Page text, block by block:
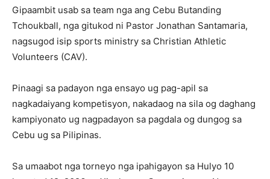
Gipaambit usab sa team nga ang Cebu Butanding
Tchoukball, nga gitukod ni Pastor Jonathan Santamaria,
nagsugod isip sports ministry sa Christian Athletic
Volunteers (CAV).
Pinaagi sa padayon nga ensayo ug pag-apil sa
nagkadaiyang kompetisyon, nakadaog na sila og daghang
kampiyonato ug nagpadayon sa pagdala og dungog sa
Cebu ug sa Pilipinas.
Sa umaabot nga torneyo nga ipahigayon sa Hulyo 10